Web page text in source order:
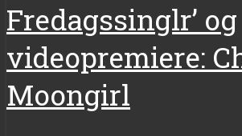
Fredagssinglr’ og
videopremiere:
Moongirl